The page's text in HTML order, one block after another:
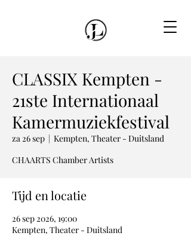
CLASSIX Kempten -
21ste Internationaal
Kamermuziekfestival
za 26 sep
  |
Kempten, Theater - Duitsland
CHAARTS Chamber Artists
Tijd en locatie
26 sep 2026, 19:00
Kempten, Theater - Duitsland